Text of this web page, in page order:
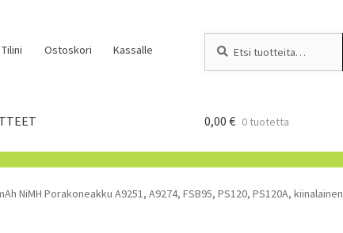
Tilini Ostoskori Kassalle
0,00 € 0 tuotetta
NiMH Porakoneakku A9251, A9274, FSB95, PS120, PS120A, kiinalainen